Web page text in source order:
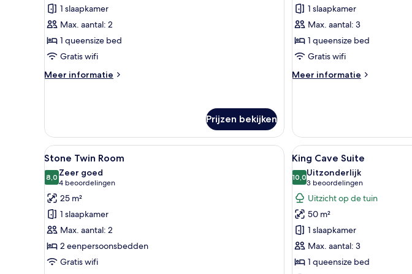
Suite
laden
1 slaapkamer
Max. aantal: 2
1 queensize bed
Gratis wifi
Meer informatie
Meer
Suite
Prijzen bekijken
Suite
laden
1 slaapkamer
Max. aantal: 3
1 queensize bed
Gratis wifi
Meer informatie
Meer
Suite
Alle
foto's
voor
Stone
Twin
Room
laden
Een knus interieur met een bed, houten balken, stenen muren, een
8
Stone Twin Room
8,08,0 van 10
Zeer goed
4 beoordelingen
(4
beoordelingen)
25 m²
1 slaapkamer
Max. aantal: 2
2 eenpersoonsbedden
Gratis wifi
Alle
foto's
voor
King
Cave
Suite
laden
19
King Cave Suite
10,010,0 van 10
Uitzonderlijk
3 beoordelingen
(3
beoordelingen)
Uitzicht op de tuin
50 m²
1 slaapkamer
Max. aantal: 3
1 queensize bed